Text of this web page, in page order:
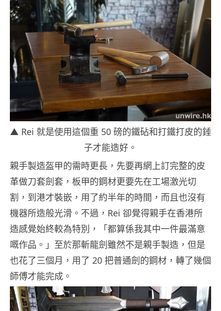
▲ Rei 就是使用這個重 50 磅的鐵砧和打鐵打皮的錘
子才能造好。
親手製造盔甲的需時更長，先要再網上訂完整的皮
革做刀套劍套，板甲的鋼材更要先在工場激光切
割，到港才裝嵌，用了約半年的時間，而且也沒有
機器所造般光滑。不過，Rei 卻覺得親手在香港所
造感覺始終較為特別，「都算係我其中一件最滿意
嘅作品。」至於那斬龍劍雖然不是親手製造，但是
也花了三個月，用了 20 把普通劍的鋼材，轉了幾個
師傅才能完成。